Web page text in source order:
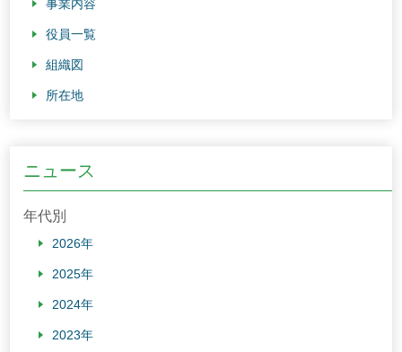
会社概要
経営理念
事業内容
所在地
株主・投資家情報 TOP
経営方針
IRライブラリ
担当役員メッセージ
環境
社会
キャリア採用
パート・アルバイト採用
事業内容
役員一覧
組織図
所在地
ニュース
年代別
2026年
2025年
2024年
2023年